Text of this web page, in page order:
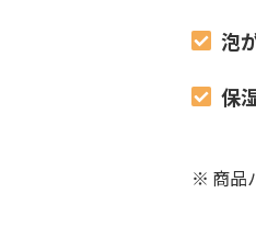
泡
保
※ 商品